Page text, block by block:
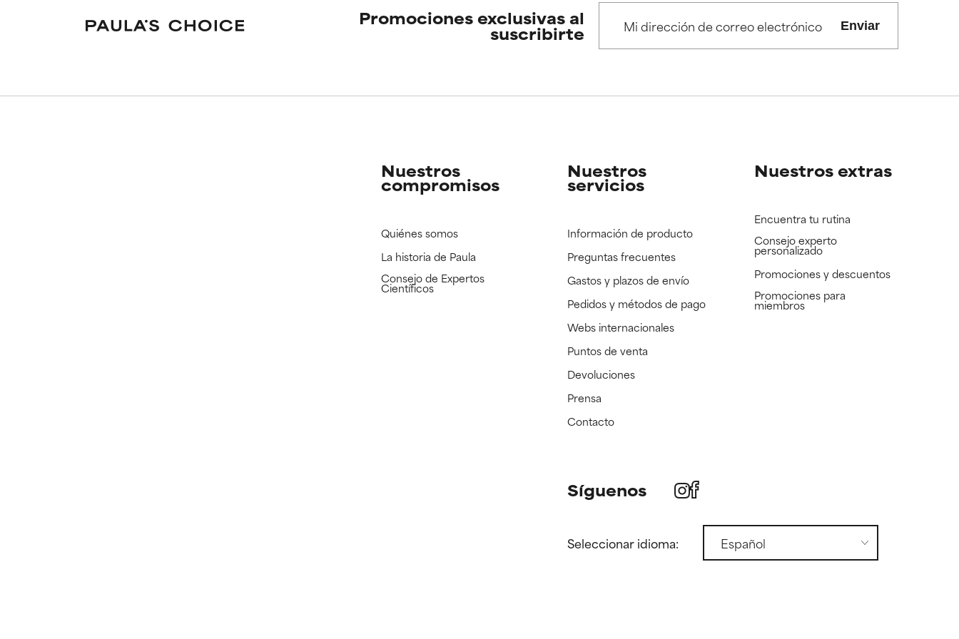
Promociones exclusivas al
suscribirte Enviar
Nuestros
compromisos
Quiénes somos
La historia de Paula
Consejo de Expertos
Científicos
Nuestros
servicios
Información de producto
Preguntas frecuentes
Gastos y plazos de envío
Pedidos y métodos de pago
Webs internacionales
Puntos de venta
Devoluciones
Prensa
Contacto
Nuestros extras
Encuentra tu rutina
Consejo experto
personalizado
Promociones y descuentos​
Promociones para
miembros
Síguenos
Seleccionar idioma: